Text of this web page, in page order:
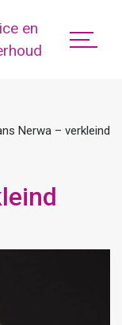
en
Nerwa – verkleind